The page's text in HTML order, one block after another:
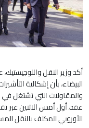
أكد وزير النقل
البيضاء، بأن إشكالية
والمقاولات التي تشتغل
عقد، أول أمس الاثنين عبر
الأوروبي المكلف بالنقل